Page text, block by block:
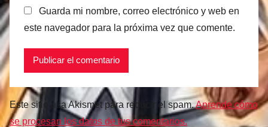
Guarda mi nombre, correo electrónico y web en
este navegador para la próxima vez que comente.
Este sitio usa Akismet para reducir el spam.Aprende cómo
se procesan los datos de tus comentarios.